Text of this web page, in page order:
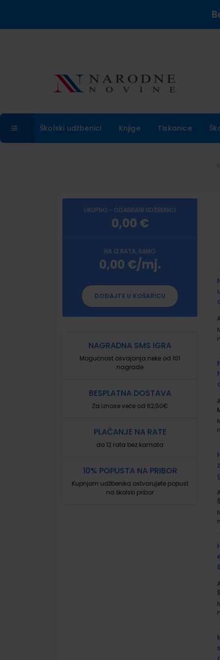
Školski udžbenici Knjige Tiskanice
UKUPNO - ODABRANI UDŽBENICI
0,00 €
NA 12 RATA, SAMO
0,00 €/mj.
DODAJTE U KOŠARICU
NAGRADNA SMS IGRA
Mogućnost osvajanja neke od 101
nagrade
BESPLATNA DOSTAVA
Za iznose veće od 62,50€
PLAĆANJE NA RATE
do 12 rata bez kamata
10% POPUSTA NA PRIBOR
Kupnjom udžbenika ostvarujete popust
na školski pribor